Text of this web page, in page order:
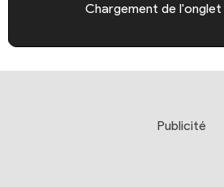
Chargement de l'onglet
Publicité